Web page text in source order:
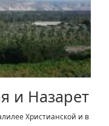
и Назарет
Христианской и в